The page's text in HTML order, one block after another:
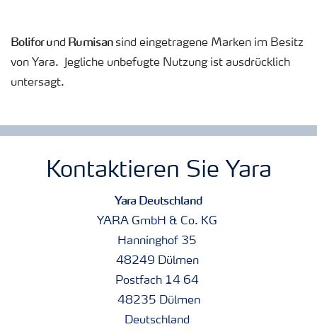
Bolifor und Rumisan sind eingetragene Marken im Besitz
von Yara. Jegliche unbefugte Nutzung ist ausdrücklich
untersagt.
Kontaktieren Sie Yara
Yara Deutschland
YARA GmbH & Co. KG
Hanninghof 35
48249 Dülmen
Postfach 14 64
48235 Dülmen
Deutschland